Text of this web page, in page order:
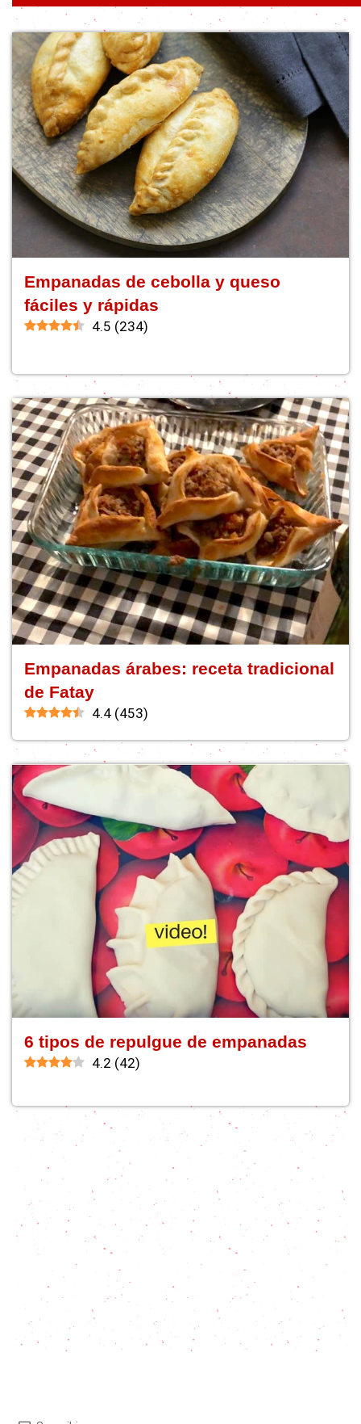
Empanadas de cebolla y queso
fáciles y rápidas
4.5 (234)
Empanadas árabes: receta tradicional
de Fatay
4.4 (453)
6 tipos de repulgue de empanadas
4.2 (42)